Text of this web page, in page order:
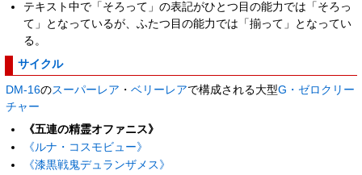
テキスト中で「そろって」の表記がひとつ目の能力では「そろっ
て」となっているが、ふたつ目の能力では「揃って」となってい
る。
サイクル
DM-16のスーパーレア ・ベリーレアで構成される大型G・ゼロ クリー
チャー
《五連の精霊オファニス》
《ルナ・コスモビュー》
《漆黒戦鬼デュランザメス》